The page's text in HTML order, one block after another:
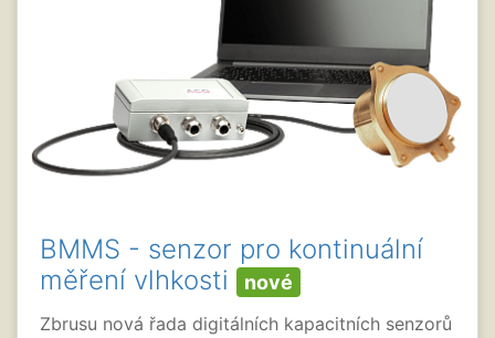
BMMS - senzor pro kontinuální
měření vlhkosti
nové
Zbrusu nová řada digitálních kapacitních senzorů